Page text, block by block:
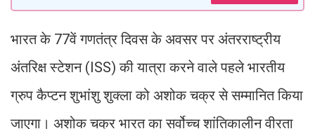
भारत के 77वें गणतंत्र दिवस के अवसर पर अंतरराष्ट्रीय
अंतरिक्ष स्टेशन (ISS) की यात्रा करने वाले पहले भारतीय
ग्रुप कैप्टन शुभांशु शुक्ला को अशोक चक्र से सम्मानित किया
जाएगा। अशोक चक्र भारत का सर्वोच्च शांतिकालीन वीरता